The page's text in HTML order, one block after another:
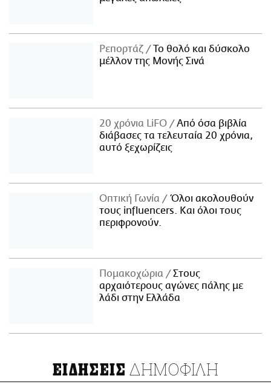
Ρεπορτάζ
Το θολό και δύσκολο
μέλλον της Μονής Σινά
20 χρόνια LiFO
Από όσα βιβλία
διάβασες τα τελευταία 20 χρόνια,
αυτό ξεχωρίζεις
Οπτική Γωνία
Όλοι ακολουθούν
τους influencers. Και όλοι τους
περιφρονούν.
Πομακοχώρια
Στους
αρχαιότερους αγώνες πάλης με
λάδι στην Ελλάδα
ΕΙΔΗΣΕΙΣ ΔΗΜΟΦΙΛΗ